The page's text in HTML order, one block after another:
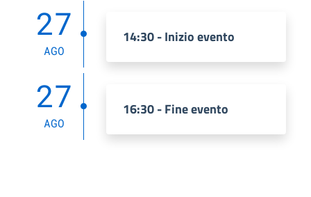
27
AGO
14:30 - Inizio evento
27
AGO
16:30 - Fine evento